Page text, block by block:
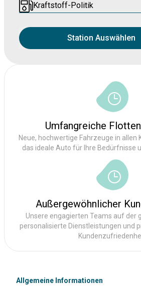
Umfangreiche
Neue, hochwertige Fahrzeuge in allen
das ideale Auto für Ihre Bedürfnisse
Außergewöhnlicher
Unsere engagierten Teams auf der
personalisierte Dienstleistungen und
Kraftstoff-Politik
Station Auswählen
Allgemeine Informationen